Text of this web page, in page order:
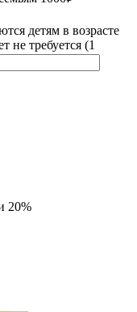
детям в возрасте
не требуется (1
20%